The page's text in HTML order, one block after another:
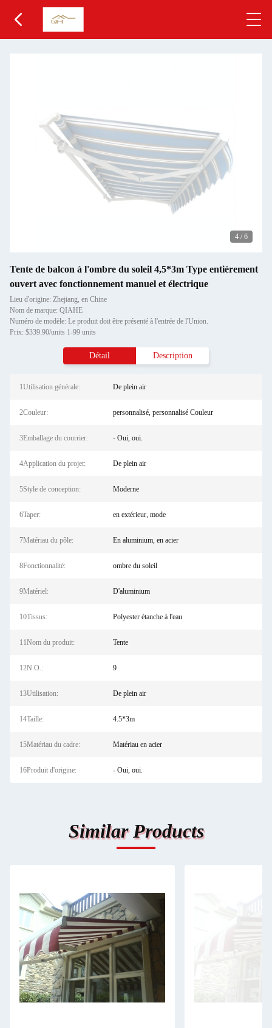
4 / 6
Tente de balcon à l'ombre du soleil 4,5*3m Type entièrement
ouvert avec fonctionnement manuel et électrique
Lieu d'origine: Zhejiang, en Chine
Nom de marque: QIAHE
Numéro de modèle: Le produit doit être présenté à l'entrée de l'Union.
Prix: $339.90/units 1-99 units
Détail Description
1Utilisation générale: De plein air
2Couleur: personnalisé, personnalisé Couleur
3Emballage du courrier: - Oui, oui.
4Application du projet: De plein air
5Style de conception: Moderne
6Taper: en extérieur, mode
7Matériau du pôle: En aluminium, en acier
8Fonctionnalité: ombre du soleil
9Matériel: D'aluminium
10Tissus: Polyester étanche à l'eau
11Nom du produit: Tente
12N.O.: 9
13Utilisation: De plein air
14Taille: 4.5*3m
15Matériau du cadre: Matériau en acier
16Produit d'origine: - Oui, oui.
Similar Products